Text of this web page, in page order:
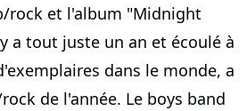
rock et l'album "Midnight
a tout juste un an et écoulé à
dans le monde, a
de l'année. Le boys band